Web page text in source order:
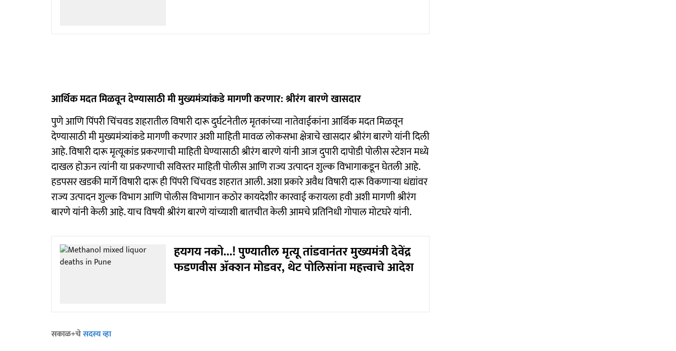
आर्थिक मदत मिळवून देण्यासाठी मी मुख्यमंत्र्यांकडे मागणी करणार: श्रीरंग बारणे खासदार
पुणे आणि पिंपरी चिंचवड शहरातील विषारी दारू दुर्घटनेतील मृतकांच्या नातेवाईकांना आर्थिक मदत मिळवून
देण्यासाठी मी मुख्यमंत्र्यांकडे मागणी करणार अशी माहिती मावळ लोकसभा क्षेत्राचे खासदार श्रीरंग बारणे यांनी दिली
आहे. विषारी दारू मृत्यूकांड प्रकरणाची माहिती घेण्यासाठी श्रीरंग बारणे यांनी आज दुपारी दापोडी पोलीस स्टेशन मध्ये
दाखल होऊन त्यांनी या प्रकरणाची सविस्तर माहिती पोलीस आणि राज्य उत्पादन शुल्क विभागाकडून घेतली आहे.
हडपसर खडकी मार्गे विषारी दारू ही पिंपरी चिंचवड शहरात आली. अशा प्रकारे अवैध विषारी दारू विकणाऱ्या धंद्यांवर
राज्य उत्पादन शुल्क विभाग आणि पोलीस विभागान कठोर कायदेशीर कारवाई करायला हवी अशी मागणी श्रीरंग
बारणे यांनी केली आहे. याच विषयी श्रीरंग बारणे यांच्याशी बातचीत केली आमचे प्रतिनिधी गोपाल मोटघरे यांनी.
हयगय नको...! पुण्यातील मृत्यू तांडवानंतर मुख्यमंत्री देवेंद्र
फडणवीस ॲक्शन मोडवर, थेट पोलिसांना महत्त्वाचे आदेश
सकाळ+चेसदस्य व्हा